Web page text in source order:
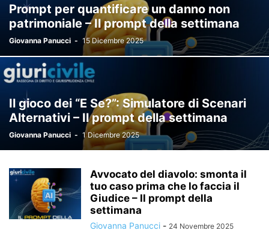
Prompt per quantificare un danno non
patrimoniale – Il prompt della settimana
Giovanna Panucci - 15 Dicembre 2025
Il gioco dei “E Se?”: Simulatore di Scenari
Alternativi – Il prompt della settimana
Giovanna Panucci - 1 Dicembre 2025
Avvocato del diavolo: smonta il
tuo caso prima che lo faccia il
Giudice – Il prompt della
settimana
Giovanna Panucci - 24 Novembre 2025